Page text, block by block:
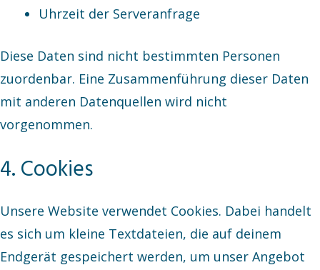
Uhrzeit der Serveranfrage
Diese Daten sind nicht bestimmten Personen
zuordenbar. Eine Zusammenführung dieser Daten
mit anderen Datenquellen wird nicht
vorgenommen.
4. Cookies
Unsere Website verwendet Cookies. Dabei handelt
es sich um kleine Textdateien, die auf deinem
Endgerät gespeichert werden, um unser Angebot